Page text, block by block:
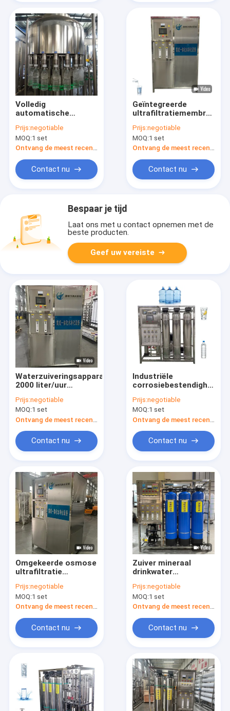
Producten
VR-show
Volledig
automatische
fles drinken zuiver
water productielijn
Mineraal water
Prijs:negotiable
MOQ:1 set
Ontvang de meest recente Prijs
Contact nu
Geïntegreerde
voor
Prijs:negotiable
MOQ:1 set
Ontvang de meest recente Prijs
Contact nu
Bespaar je tijd
Laat ons met u contact opnemen met de
beste producten.
Geef uw vereiste
Waterzuiveringsapparatuur
2000 liter/uur
Omgekeerde osmose
Geïntegreerd
zuiveringssysteem
Prijs:negotiable
MOQ:1 set
Contact nu
Industriële
corrosiebestendigheid
stappen All 304
waterbehandeling
machine
Prijs:negotiable
MOQ:1 set
Contact nu
Omgekeerde osmose
ultrafiltratie
machine voor
waterzuiveringssysteem
Prijs:negotiable
MOQ:1 set
Ontvang de meest recente Prijs
Contact nu
Zuiver mineraal
drinkwater
Waterfiltratie Filter
RO-systeem
Waterzuivering
Prijs:negotiable
MOQ:1 set
Ontvang de meest recente Prijs
Contact nu